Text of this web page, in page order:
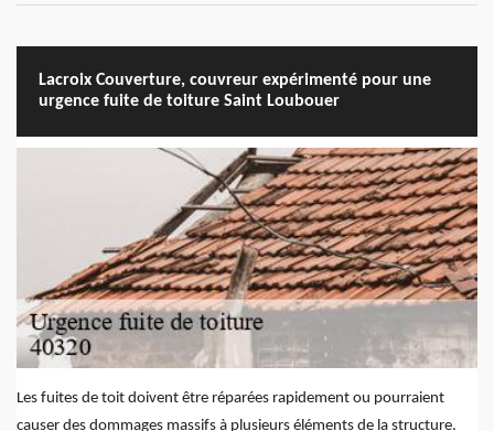
Lacroix Couverture, couvreur expérimenté pour une
urgence fuite de toiture Saint Loubouer
Les fuites de toit doivent être réparées rapidement ou pourraient
causer des dommages massifs à plusieurs éléments de la structure.